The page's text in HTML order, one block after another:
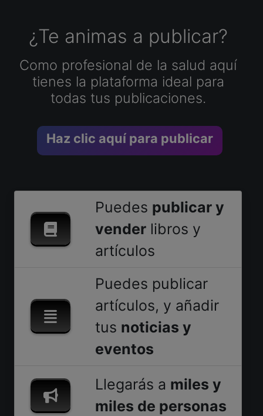
¿Te animas a publicar?
Como profesional de la salud aquí
tienes la plataforma ideal para
todas tus publicaciones.
Haz clic aquí para publicar
Puedes publicar y
vender libros y
artículos
Puedes publicar
artículos, y añadir
tus noticias y
eventos
Llegarás a miles y
miles de personas